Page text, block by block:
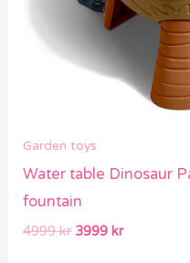
Garden toys
Water table Dinosaur
fountain
4999kr 3999kr